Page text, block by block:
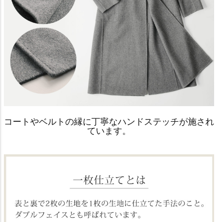
コートやベルトの縁に丁寧なハンドステッチが施され
ています。